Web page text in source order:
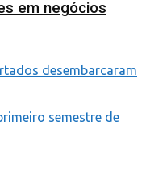
em negócios